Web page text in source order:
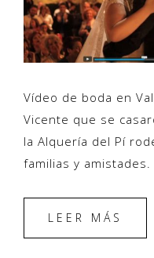
Vídeo de boda en
Vicente que se
la Alquería del Pí
familias y
LEER MÁS